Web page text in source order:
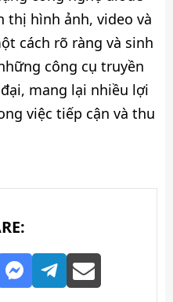
thị hình ảnh, video và
cách rõ ràng và sinh
công cụ truyền
mang lại nhiều lợi
việc tiếp cận và thu